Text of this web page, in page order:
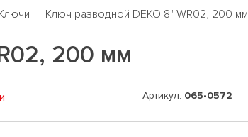
Ключ разводной DEKO 8" WR02, 200 мм
200 мм
Артикул: 065-0572